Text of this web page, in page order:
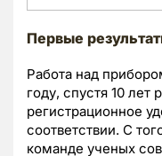
Первые
Работа над
году, спустя 10 лет
регистрационное
соответствии. С
команде ученых